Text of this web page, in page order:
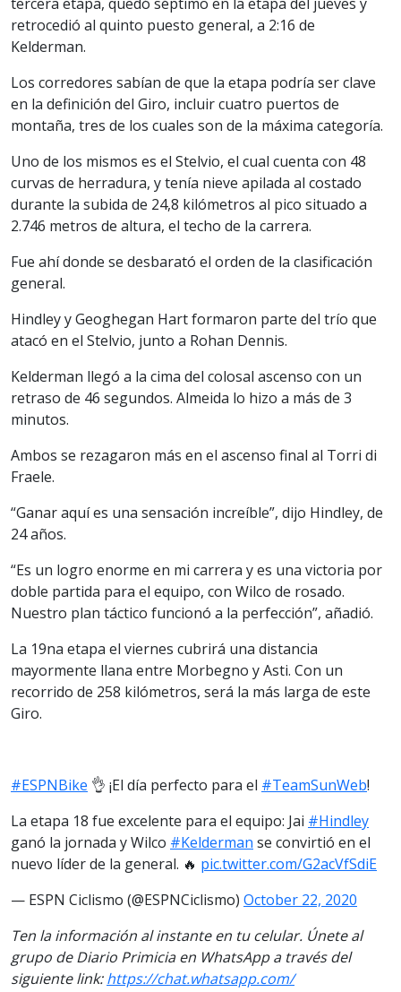
retrocedió al quinto puesto general, a 2:16 de
Kelderman.
Los corredores sabían de que la etapa podría ser clave
en la definición del Giro, incluir cuatro puertos de
montaña, tres de los cuales son de la máxima categoría.
Uno de los mismos es el Stelvio, el cual cuenta con 48
curvas de herradura, y tenía nieve apilada al costado
durante la subida de 24,8 kilómetros al pico situado a
2.746 metros de altura, el techo de la carrera.
Fue ahí donde se desbarató el orden de la clasificación
general.
Hindley y Geoghegan Hart formaron parte del trío que
atacó en el Stelvio, junto a Rohan Dennis.
Kelderman llegó a la cima del colosal ascenso con un
retraso de 46 segundos. Almeida lo hizo a más de 3
minutos.
Ambos se rezagaron más en el ascenso final al Torri di
Fraele.
“Ganar aquí es una sensación increíble”, dijo Hindley, de
24 años.
“Es un logro enorme en mi carrera y es una victoria por
doble partida para el equipo, con Wilco de rosado.
Nuestro plan táctico funcionó a la perfección”, añadió.
La 19na etapa el viernes cubrirá una distancia
mayormente llana entre Morbegno y Asti. Con un
recorrido de 258 kilómetros, será la más larga de este
Giro.
#ESPNBike 👌 ¡El día perfecto para el #TeamSunWeb!
La etapa 18 fue excelente para el equipo: Jai #Hindley
ganó la jornada y Wilco #Kelderman se convirtió en el
nuevo líder de la general. 🔥 pic.twitter.com/G2acVfSdiE
— ESPN Ciclismo (@ESPNCiclismo) October 22, 2020
Ten la información al instante en tu celular. Únete al
grupo de Diario Primicia en WhatsApp a través del
siguiente link: https://chat.whatsapp.com/